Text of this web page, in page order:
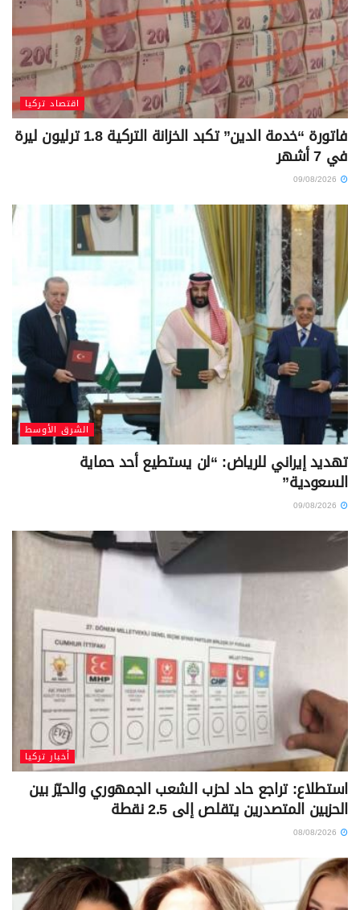
اقتصاد تركيا
فاتورة “خدمة الدين” تكبد الخزانة التركية 1.8 ترليون ليرة
في 7 أشهر
الشرق الأوسط
تهديد إيراني للرياض: “لن يستطيع أحد حماية
السعودية”
أخبار تركيا
استطلاع: تراجع حاد لحزب الشعب الجمهوري والحيّز بين
الحزبين المتصدرين يتقلص إلى 2.5 نقطة